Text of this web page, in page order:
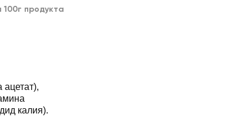
100г продукта
калия).